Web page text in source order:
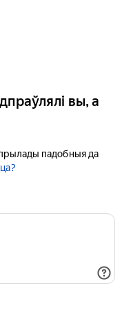
вы, а
падобныя да